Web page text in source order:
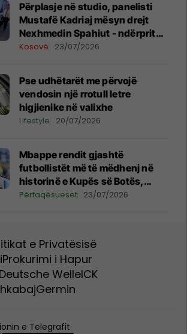
Përplasje në studio, panelisti
Mustafë Kadriaj mësyn drejt
Nexhmedin Spahiut - ndërpritet
transmetimi
Kosovë 23/07/2026
Pse udhëtarët me përvojë
vendosin një rrotull letre
higjienike në valixhe
Lifestyle 20/07/2026
Mbappe rendit gjashtë
futbollistët më të mëdhenj në
historinë e Kupës së Botës,
Messi mbetet i dyti
Përfaqësueset 23/07/2026
e Privatësisë
Prokurimi i Hapur
Deutsche WelleICK
Germin
e Telegrafit